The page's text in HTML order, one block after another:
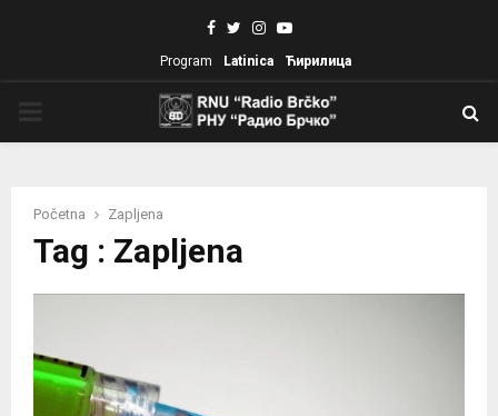
Facebook
TwitterInstagram
Youtube
Program Latinica Ћирилица
Početna Zapljena
Tag : Zapljena